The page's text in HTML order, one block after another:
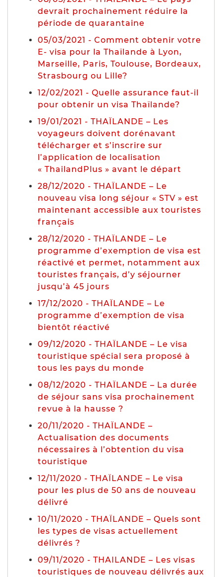
devrait prochainement réduire la
période de quarantaine
05/03/2021 - Comment obtenir votre
E- visa pour la Thaïlande à Lyon,
Marseille, Paris, Toulouse, Bordeaux,
Strasbourg ou Lille?
12/02/2021 - Quelle assurance faut-il
pour obtenir un visa Thaïlande?
19/01/2021 - THAÏLANDE – Les
voyageurs doivent dorénavant
télécharger et s’inscrire sur
l’application de localisation
« ThailandPlus » avant le départ
28/12/2020 - THAÏLANDE – Le
nouveau visa long séjour « STV » est
maintenant accessible aux touristes
français
28/12/2020 - THAÏLANDE – Le
programme d’exemption de visa est
réactivé et permet, notamment aux
touristes français, d’y séjourner
jusqu’à 45 jours
17/12/2020 - THAÏLANDE – Le
programme d’exemption de visa
bientôt réactivé
09/12/2020 - THAÏLANDE – Le visa
touristique spécial sera proposé à
tous les pays du monde
08/12/2020 - THAÏLANDE – La durée
de séjour sans visa prochainement
revue à la hausse ?
20/11/2020 - THAÏLANDE –
Actualisation des documents
nécessaires à l’obtention du visa
touristique
12/11/2020 - THAÏLANDE – Le visa
pour les plus de 50 ans de nouveau
délivré
10/11/2020 - THAÏLANDE – Quels sont
les types de visas actuellement
délivrés ?
09/11/2020 - THAILANDE – Les visas
touristiques de nouveau délivrés aux